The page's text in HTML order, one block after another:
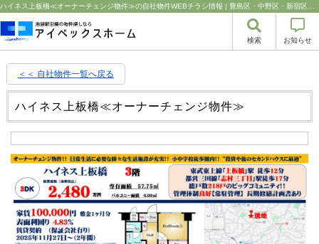
検索 お知らせ
＜＜ 自社物件一覧へ戻る
ハイネス上板橋≪オーナーチェンジ物件≫